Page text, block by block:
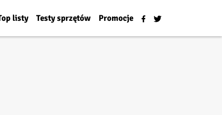
listy Testy sprzętów Promocje